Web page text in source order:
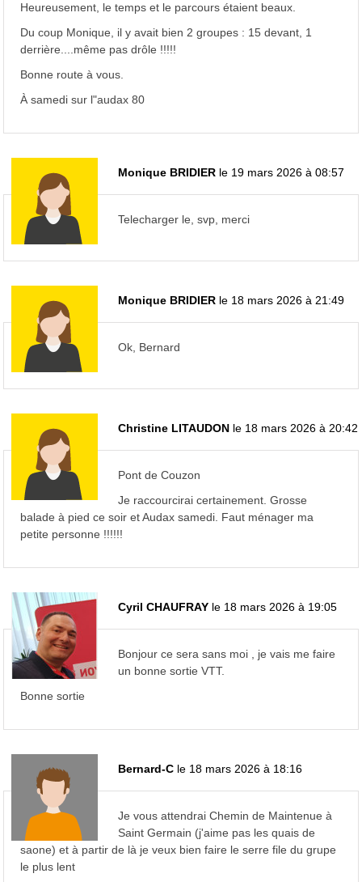
Heureusement, le temps et le parcours étaient beaux.
Du coup Monique, il y avait bien 2 groupes : 15 devant, 1
derrière....même pas drôle !!!!!
Bonne route à vous.
À samedi sur l"audax 80
Monique BRIDIER le 19 mars 2026 à 08:57
Telecharger le, svp, merci
Monique BRIDIER le 18 mars 2026 à 21:49
Ok, Bernard
Christine LITAUDON le 18 mars 2026 à 20:42
Pont de Couzon
Je raccourcirai certainement. Grosse
balade à pied ce soir et Audax samedi. Faut ménager ma
petite personne !!!!!!
Cyril CHAUFRAY le 18 mars 2026 à 19:05
Bonjour ce sera sans moi , je vais me faire
un bonne sortie VTT.
Bonne sortie
Bernard-C le 18 mars 2026 à 18:16
Je vous attendrai Chemin de Maintenue à
Saint Germain (j'aime pas les quais de
saone) et à partir de là je veux bien faire le serre file du grupe
le plus lent